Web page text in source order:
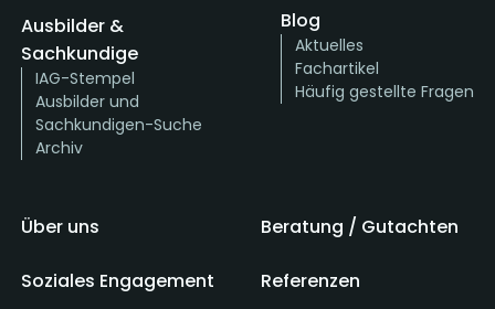
Ausbilder &
Sachkundige
IAG-Stempel
Ausbilder und
Sachkundigen-Suche
Archiv
Blog
Aktuelles
Fachartikel
Häufig gestellte Fragen
Über uns Beratung / Gutachten
Soziales Engagement Referenzen